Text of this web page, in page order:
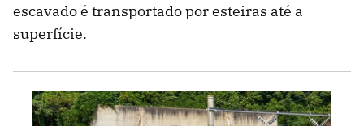
escavado é transportado por esteiras até a
superfície.